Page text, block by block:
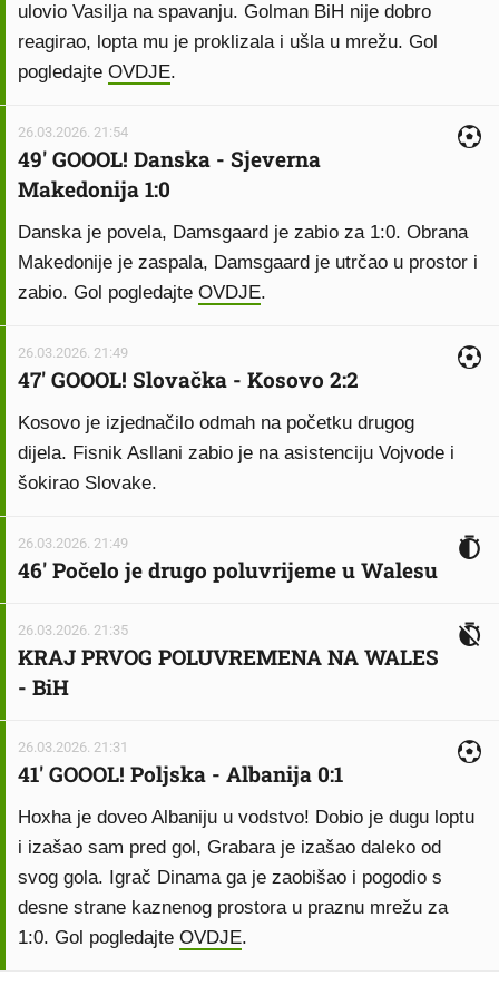
ulovio Vasilja na spavanju. Golman BiH nije dobro
reagirao, lopta mu je proklizala i ušla u mrežu. Gol
pogledajte OVDJE.
26.03.2026. 21:54
49' GOOOL! Danska - Sjeverna
Makedonija 1:0
Danska je povela, Damsgaard je zabio za 1:0. Obrana
Makedonije je zaspala, Damsgaard je utrčao u prostor i
zabio. Gol pogledajte OVDJE.
26.03.2026. 21:49
47' GOOOL! Slovačka - Kosovo 2:2
Kosovo je izjednačilo odmah na početku drugog
dijela. Fisnik Asllani zabio je na asistenciju Vojvode i
šokirao Slovake.
26.03.2026. 21:49
46' Počelo je drugo poluvrijeme u Walesu
26.03.2026. 21:35
KRAJ PRVOG POLUVREMENA NA WALES
- BiH
26.03.2026. 21:31
41' GOOOL! Poljska - Albanija 0:1
Hoxha je doveo Albaniju u vodstvo! Dobio je dugu loptu
i izašao sam pred gol, Grabara je izašao daleko od
svog gola. Igrač Dinama ga je zaobišao i pogodio s
desne strane kaznenog prostora u praznu mrežu za
1:0. Gol pogledajte OVDJE.